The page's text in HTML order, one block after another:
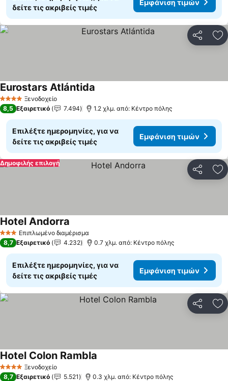
δείτε τις ακριβείς τιμές
Εμφάνιση τιμών
4 ΑστέριαΞενοδοχείο
Eurostars Atlántida
8,5 Εξαιρετικό 7.494 1.2 χλμ. από: Κέντρο πόλης
Επιλέξτε ημερομηνίες, για να
δείτε τις ακριβείς τιμές
Εμφάνιση τιμών
Δημοφιλής επιλογή
3 ΑστέριαΕπιπλωμένο διαμέρισμα
Hotel Andorra
8,7 Εξαιρετικό 4.232 0.7 χλμ. από: Κέντρο πόλης
Επιλέξτε ημερομηνίες, για να
δείτε τις ακριβείς τιμές
Εμφάνιση τιμών
4 ΑστέριαΞενοδοχείο
Hotel Colon Rambla
8,7 Εξαιρετικό 5.521 0.3 χλμ. από: Κέντρο πόλης